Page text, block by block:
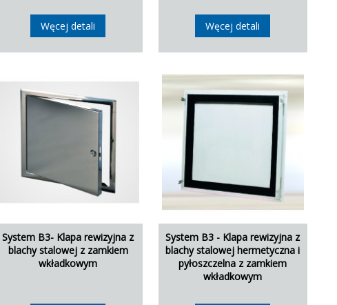
Węcej detali Węcej detali
System B3- Klapa rewizyjna z
blachy stalowej z zamkiem
wkładkowym
System B3 - Klapa rewizyjna z
blachy stalowej hermetyczna i
pyłoszczelna z zamkiem
wkładkowym